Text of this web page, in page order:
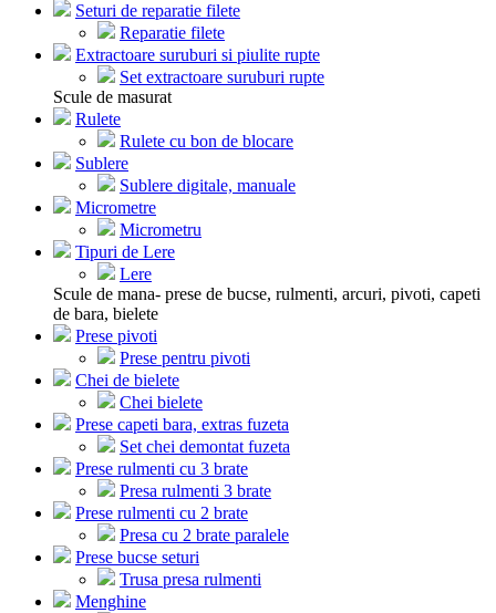
Seturi de reparatie filete
Reparatie filete
Extractoare suruburi si piulite rupte
Set extractoare suruburi rupte
Scule de masurat
Rulete
Rulete cu bon de blocare
Sublere
Sublere digitale, manuale
Micrometre
Micrometru
Tipuri de Lere
Lere
Scule de mana- prese de bucse, rulmenti, arcuri, pivoti, capeti
de bara, bielete
Prese pivoti
Prese pentru pivoti
Chei de bielete
Chei bielete
Prese capeti bara, extras fuzeta
Set chei demontat fuzeta
Prese rulmenti cu 3 brate
Presa rulmenti 3 brate
Prese rulmenti cu 2 brate
Presa cu 2 brate paralele
Prese bucse seturi
Trusa presa rulmenti
Menghine